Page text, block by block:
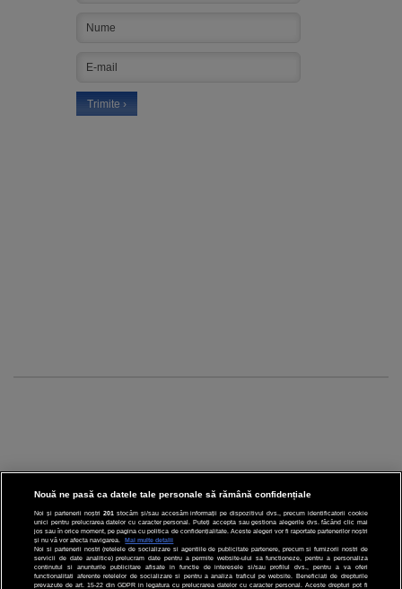
CINEMA
DIVERTISMENT
Nouă ne pasă ca datele tale personale să rămână confidențiale
Noi și partenerii noștri 201 stocăm și/sau accesăm informații pe dispozitivul dvs., precum identificatorii cookie
unici pentru prelucrarea datelor cu caracter personal. Puteți accepta sau gestiona alegerile dvs. făcând clic mai
jos sau în orice moment, pe pagina cu politica de confidențialitate. Aceste alegeri vor fi raportate partenerilor noștri
și nu vă vor afecta navigarea.
Mai multe detalii
Noi si partenerii nostri (retelele de socializare si agentiile de publicitate partenere, precum si furnizorii nostri de
servicii de date analitice) prelucram date pentru a permite website-ului sa functioneze, pentru a personaliza
continutul si anunturile publicitare afisate in functie de interesele si/sau profilul dvs., pentru a va oferi
functionalitati aferente retelelor de socializare si pentru a analiza traficul pe website. Beneficiati de drepturile
prevazute de art. 15-22 din GDPR in legatura cu prelucrarea datelor cu caracter personal. Aceste drepturi pot fi